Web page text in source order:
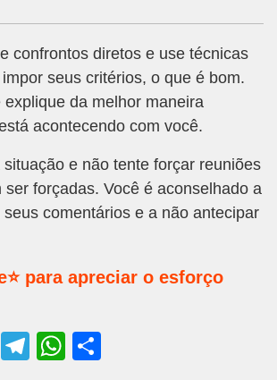
confrontos diretos e use técnicas
seus critérios, o que é bom.
explique da melhor maneira
acontecendo com você.
situação e não tente forçar reuniões
ser forçadas. Você é aconselhado a
comentários e a não antecipar
para apreciar o esforço
T
T
W